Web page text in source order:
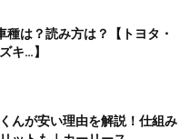
種は？読み方は？【トヨタ・
キ…】
んが安い理由を解説！仕組み